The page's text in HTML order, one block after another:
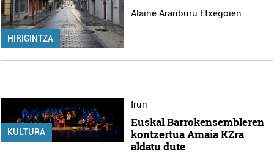
HIRIGINTZA
Alaine Aranburu Etxegoien
KULTURA
Irun
Euskal Barrokensembleren
kontzertua Amaia KZra
aldatu dute